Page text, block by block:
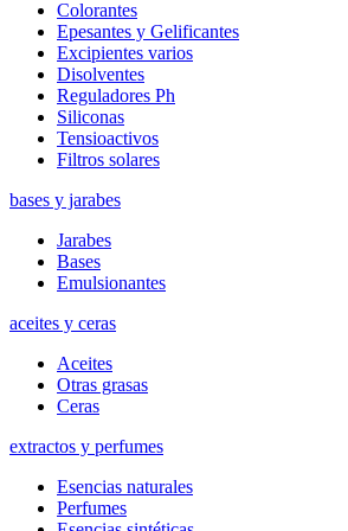
Colorantes
Epesantes y Gelificantes
Excipientes varios
Disolventes
Reguladores Ph
Siliconas
Tensioactivos
Filtros solares
bases y jarabes
Jarabes
Bases
Emulsionantes
aceites y ceras
Aceites
Otras grasas
Ceras
extractos y perfumes
Esencias naturales
Perfumes